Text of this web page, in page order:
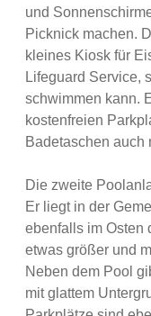
und
Picknick machen.
kleines Kiosk für
Lifeguard Service,
schwimmen kann.
kostenfreien
Badetaschen auch
Die zweite
Er liegt in der
ebenfalls im Osten
etwas größer und
Neben dem Pool
mit glattem